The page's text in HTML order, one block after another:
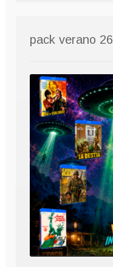
pack verano 26